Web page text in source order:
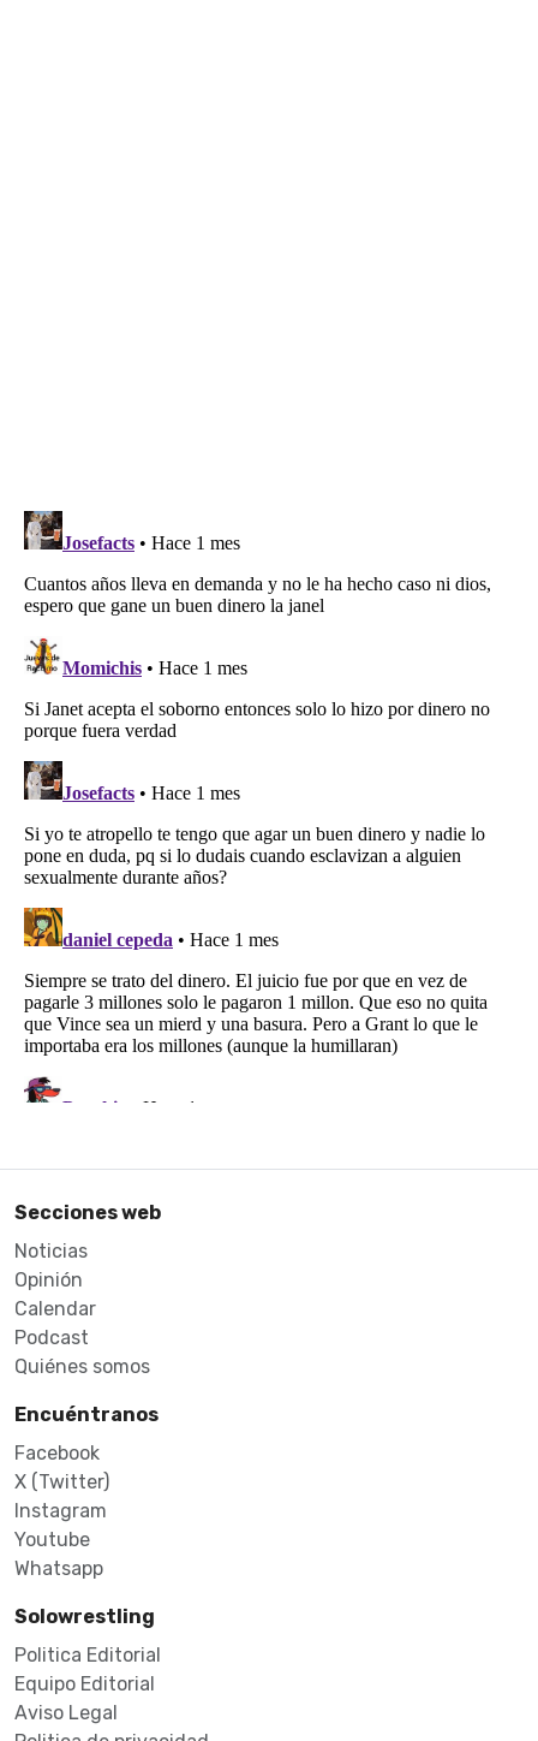
Secciones web
Noticias
Opinión
Calendar
Podcast
Quiénes somos
Encuéntranos
Facebook
X (Twitter)
Instagram
Youtube
Whatsapp
Solowrestling
Politica Editorial
Equipo Editorial
Aviso Legal